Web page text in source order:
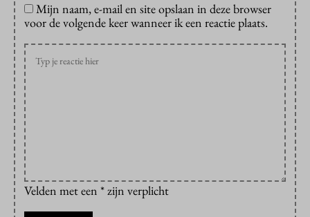
Mijn naam, e-mail en site opslaan in deze browser
voor de volgende keer wanneer ik een reactie plaats.
Velden met een * zijn verplicht